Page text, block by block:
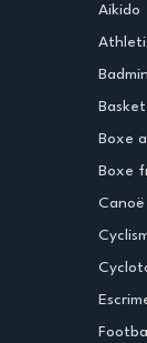
Aikido
Basket
Boxe
Boxe
Canoë
Football